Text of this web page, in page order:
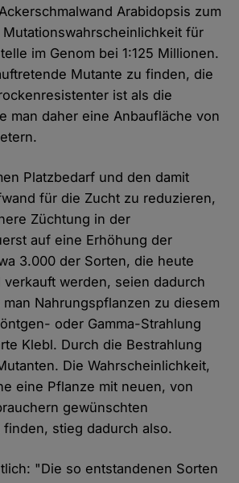
Arabidopsis zum
für
im Genom bei 1:125 Millionen.
Mutante zu finden, die
ist als die
man daher eine Anbaufläche von
Platzbedarf und den damit
für die Zucht zu reduzieren,
Züchtung in der
auf eine Erhöhung der
3.000 der Sorten, die heute
verkauft werden, seien dadurch
Nahrungspflanzen zu diesem
oder Gamma-Strahlung
Klebl. Durch die Bestrahlung
Die Wahrscheinlichkeit,
eine Pflanze mit neuen, von
gewünschten
finden, stieg dadurch also.
"Die so entstandenen Sorten